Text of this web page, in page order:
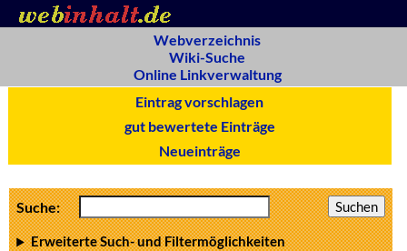
Webverzeichnis
Wiki-Suche
Online Linkverwaltung
Eintrag vorschlagen
gut bewertete Einträge
Neueinträge
Suche:
Erweiterte Such- und Filtermöglichkeiten